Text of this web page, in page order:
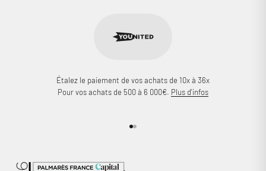
Étalez le paiement de vos achats de 10x à 36x
Pour vos achats de 500 à 6 000€. Plus d'infos
Aller à l'élément 1
Aller à l'élément 2